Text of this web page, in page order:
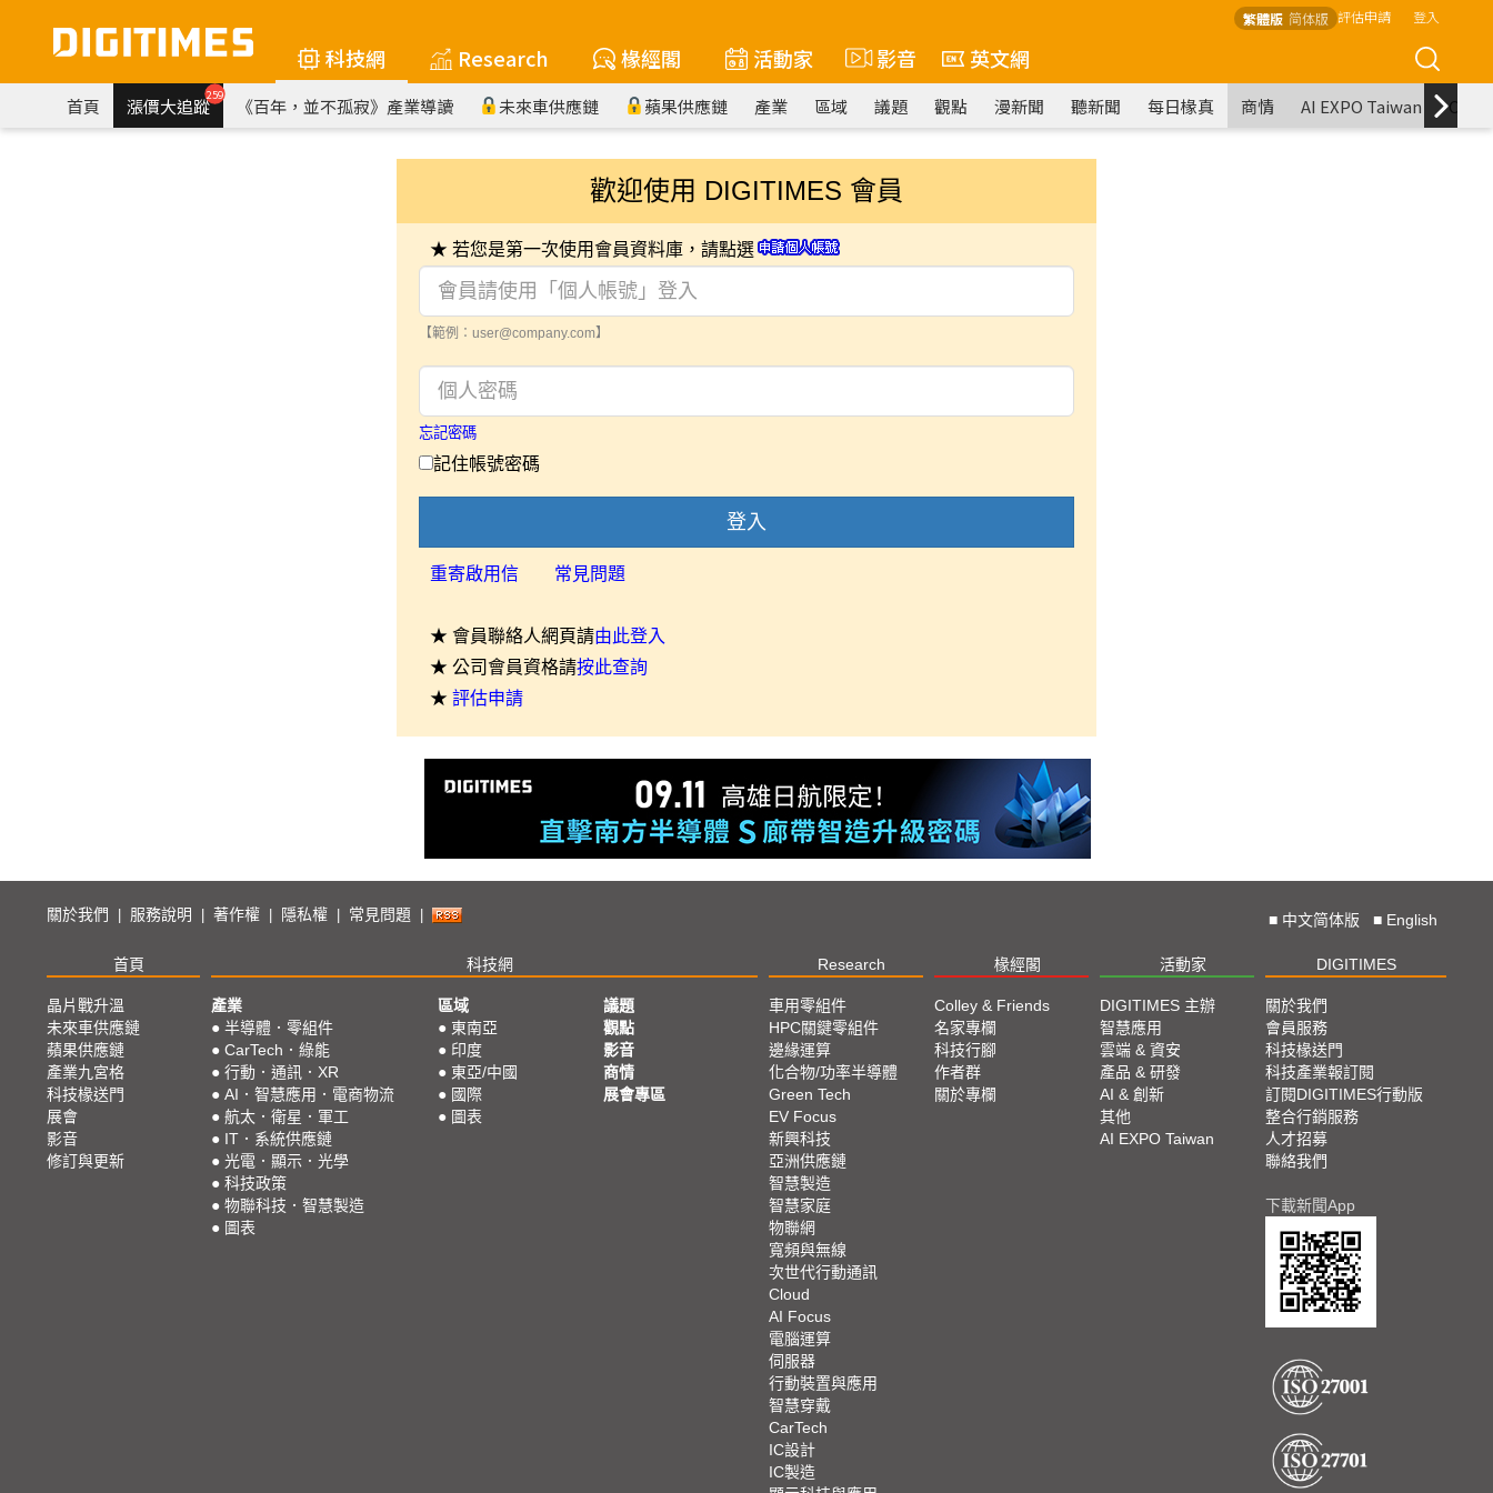
繁體版 简体版 評估申請 登入
科技網 Research 椽經閣 活動家 影音 英文網
首頁 漲價大追蹤259 《百年，並不孤寂》產業導讀 未來車供應鏈 蘋果供應鏈 產業 區域 議題 觀點 漫新聞 聽新聞 每日椽真 商情 AI EXPO Taiwan
歡迎使用 DIGITIMES 會員
★ 若您是第一次使用會員資料庫，請點選
【範例：user@company.com】
忘記密碼
記住帳號密碼
登入
重寄啟用信 常見問題
★ 會員聯絡人網頁請由此登入
★ 公司會員資格請按此查詢
★ 評估申請
關於我們 服務說明 著作權 隱私權 常見問題 ■ 中文简体版 ■ English
首頁 科技網 Research 椽經閣 活動家 DIGITIMES
晶片戰升溫
未來車供應鏈
蘋果供應鏈
產業九宮格
科技椽送門
展會
影音
修訂與更新
產業
● 半導體．零組件
● CarTech．綠能
● 行動．通訊．XR
● AI．智慧應用．電商物流
● 航太．衛星．軍工
● IT．系統供應鏈
● 光電．顯示．光學
● 科技政策
● 物聯科技．智慧製造
● 圖表
區域
● 東南亞
● 印度
● 東亞/中國
● 國際
● 圖表
議題
觀點
影音
商情
展會專區
車用零組件
HPC關鍵零組件
邊緣運算
化合物/功率半導體
Green Tech
EV Focus
新興科技
亞洲供應鏈
智慧製造
智慧家庭
物聯網
寬頻與無線
次世代行動通訊
Cloud
AI Focus
電腦運算
伺服器
行動裝置與應用
智慧穿戴
CarTech
IC設計
IC製造
Colley & Friends
名家專欄
科技行腳
作者群
關於專欄
DIGITIMES 主辦
智慧應用
雲端 & 資安
產品 & 研發
AI & 創新
其他
AI EXPO Taiwan
關於我們
會員服務
科技椽送門
科技產業報訂閱
訂閱DIGITIMES行動版
整合行銷服務
人才招募
聯絡我們
下載新聞App